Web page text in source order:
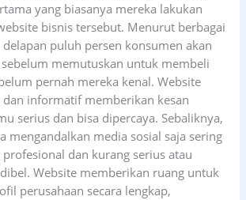
yang biasanya mereka lakukan
bisnis tersebut. Menurut berbagai
puluh persen konsumen akan
memutuskan untuk membeli
pernah mereka kenal. Website
informatif memberikan kesan
serius dan bisa dipercaya. Sebaliknya,
mengandalkan media sosial saja sering
dan kurang serius atau
Website memberikan ruang untuk
perusahaan secara lengkap,